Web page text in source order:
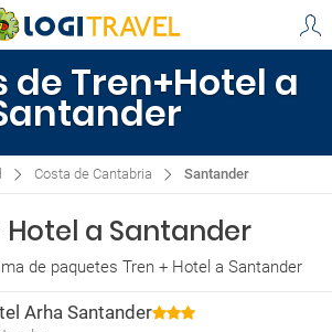
de Tren+Hotel a
Costa de Cantabria Santander
Hotel a Santander
de paquetes Tren + Hotel a Santander
Arha Santander